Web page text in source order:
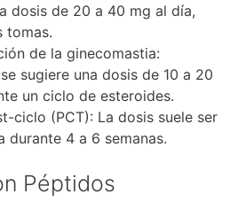
dosis de 20 a 40 mg al día,
tomas.
de la ginecomastia:
sugiere una dosis de 10 a 20
un ciclo de esteroides.
ciclo (PCT): La dosis suele ser
durante 4 a 6 semanas.
Péptidos